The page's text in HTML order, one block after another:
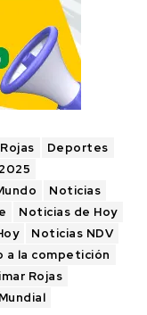
Deportes
Noticias
Noticias de Hoy
Noticias NDV
a la competición
Rojas